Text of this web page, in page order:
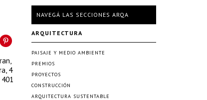
4
NAVEGÁ LAS SECCIONES ARQA
ARQUITECTURA
PAISAJE Y MEDIO AMBIENTE
PREMIOS
PROYECTOS
CONSTRUCCIÓN
ARQUITECTURA SUSTENTABLE